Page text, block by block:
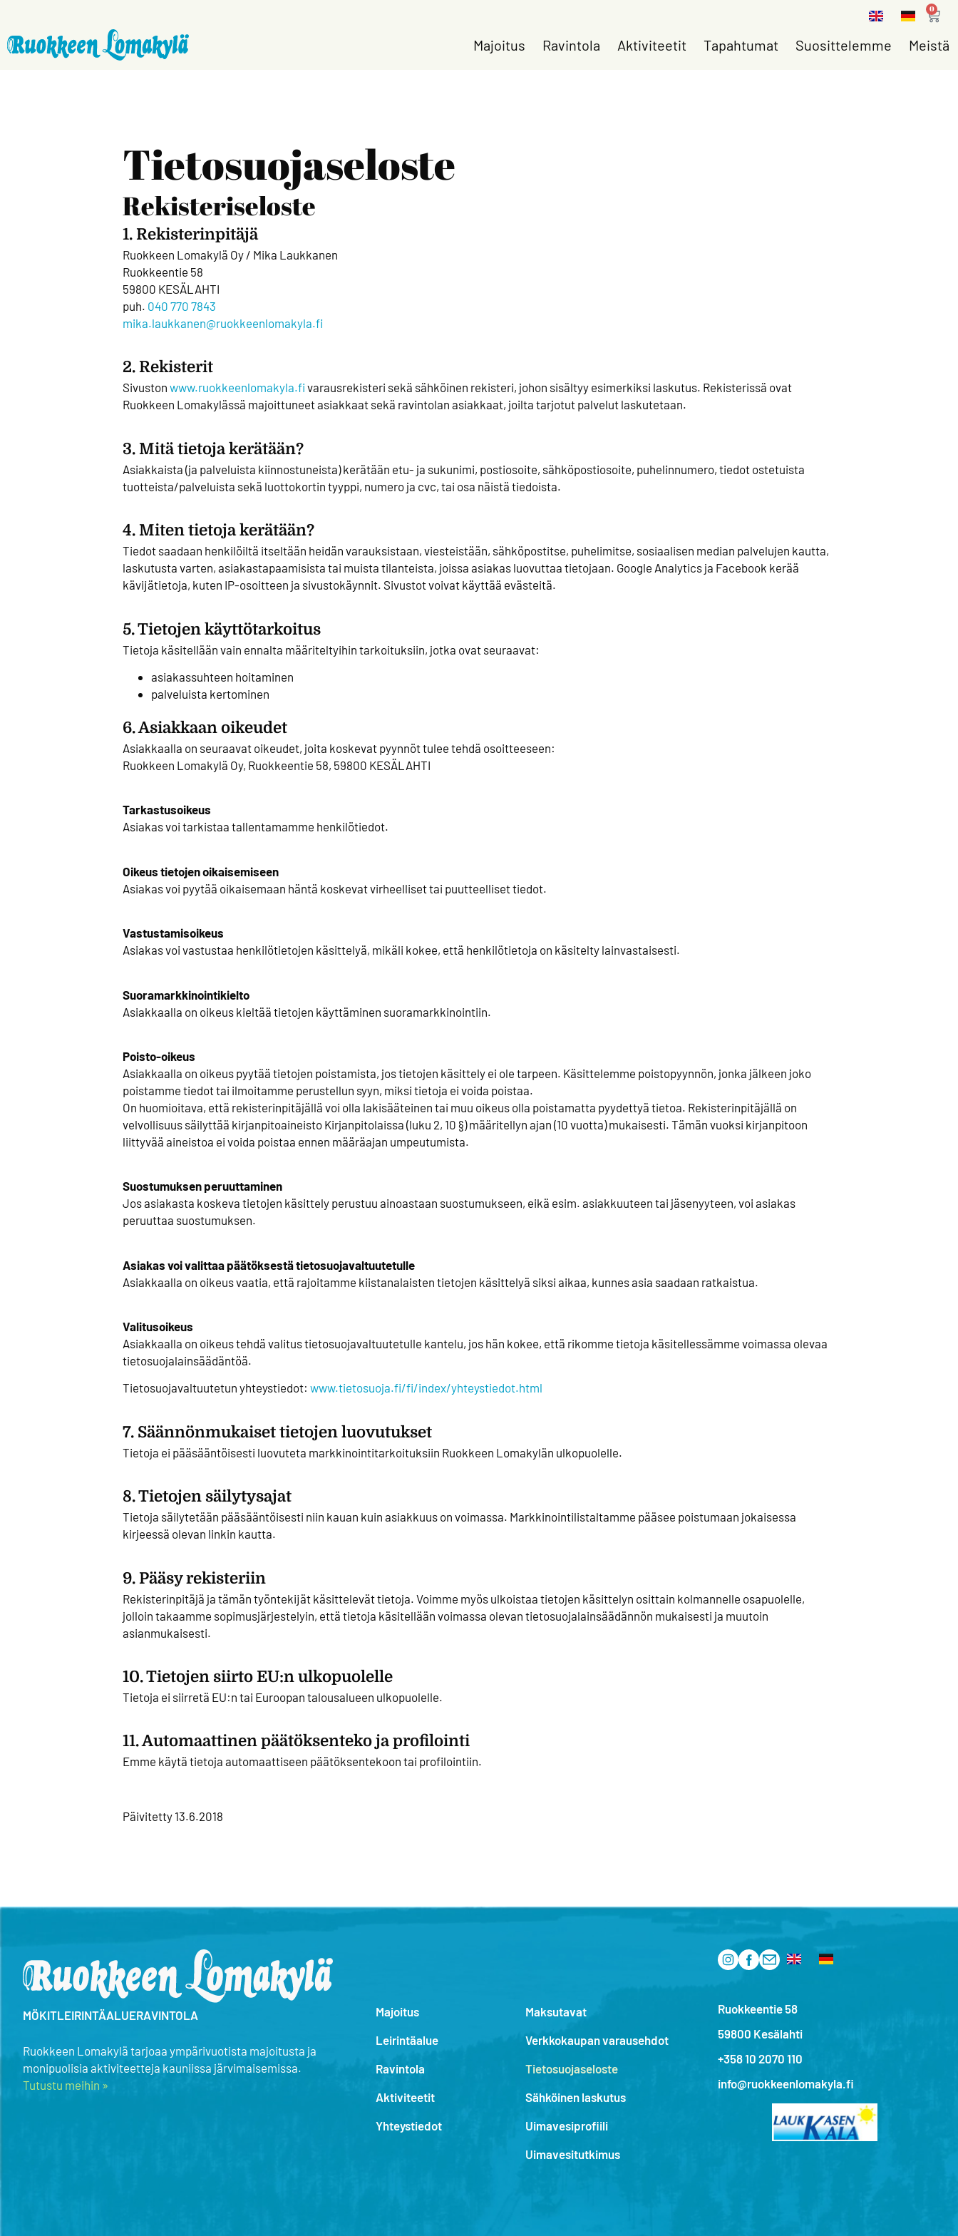
0
Majoitus Ravintola Aktiviteetit Tapahtumat Suosittelemme Meistä
Tietosuojaseloste
Rekisteriseloste
1. Rekisterinpitäjä
Ruokkeen Lomakylä Oy / Mika Laukkanen
Ruokkeentie 58
59800 KESÄLAHTI
puh. 040 770 7843
mika.laukkanen@ruokkeenlomakyla.fi
2. Rekisterit
Sivuston www.ruokkeenlomakyla.fi varausrekisteri sekä sähköinen rekisteri, johon sisältyy esimerkiksi laskutus. Rekisterissä ovat
Ruokkeen Lomakylässä majoittuneet asiakkaat sekä ravintolan asiakkaat, joilta tarjotut palvelut laskutetaan.
3. Mitä tietoja kerätään?
Asiakkaista (ja palveluista kiinnostuneista) kerätään etu- ja sukunimi, postiosoite, sähköpostiosoite, puhelinnumero, tiedot ostetuista
tuotteista/palveluista sekä luottokortin tyyppi, numero ja cvc, tai osa näistä tiedoista.
4. Miten tietoja kerätään?
Tiedot saadaan henkilöiltä itseltään heidän varauksistaan, viesteistään, sähköpostitse, puhelimitse, sosiaalisen median palvelujen kautta,
laskutusta varten, asiakastapaamisista tai muista tilanteista, joissa asiakas luovuttaa tietojaan. Google Analytics ja Facebook kerää
kävijätietoja, kuten IP-osoitteen ja sivustokäynnit. Sivustot voivat käyttää evästeitä.
5. Tietojen käyttötarkoitus
Tietoja käsitellään vain ennalta määriteltyihin tarkoituksiin, jotka ovat seuraavat:
asiakassuhteen hoitaminen
palveluista kertominen
6. Asiakkaan oikeudet
Asiakkaalla on seuraavat oikeudet, joita koskevat pyynnöt tulee tehdä osoitteeseen:
Ruokkeen Lomakylä Oy, Ruokkeentie 58, 59800 KESÄLAHTI
Tarkastusoikeus
Asiakas voi tarkistaa tallentamamme henkilötiedot.
Oikeus tietojen oikaisemiseen
Asiakas voi pyytää oikaisemaan häntä koskevat virheelliset tai puutteelliset tiedot.
Vastustamisoikeus
Asiakas voi vastustaa henkilötietojen käsittelyä, mikäli kokee, että henkilötietoja on käsitelty lainvastaisesti.
Suoramarkkinointikielto
Asiakkaalla on oikeus kieltää tietojen käyttäminen suoramarkkinointiin.
Poisto-oikeus
Asiakkaalla on oikeus pyytää tietojen poistamista, jos tietojen käsittely ei ole tarpeen. Käsittelemme poistopyynnön, jonka jälkeen joko
poistamme tiedot tai ilmoitamme perustellun syyn, miksi tietoja ei voida poistaa.
On huomioitava, että rekisterinpitäjällä voi olla lakisääteinen tai muu oikeus olla poistamatta pyydettyä tietoa. Rekisterinpitäjällä on
velvollisuus säilyttää kirjanpitoaineisto Kirjanpitolaissa (luku 2, 10 §) määritellyn ajan (10 vuotta) mukaisesti. Tämän vuoksi kirjanpitoon
liittyvää aineistoa ei voida poistaa ennen määräajan umpeutumista.
Suostumuksen peruuttaminen
Jos asiakasta koskeva tietojen käsittely perustuu ainoastaan suostumukseen, eikä esim. asiakkuuteen tai jäsenyyteen, voi asiakas
peruuttaa suostumuksen.
Asiakas voi valittaa päätöksestä tietosuojavaltuutetulle
Asiakkaalla on oikeus vaatia, että rajoitamme kiistanalaisten tietojen käsittelyä siksi aikaa, kunnes asia saadaan ratkaistua.
Valitusoikeus
Asiakkaalla on oikeus tehdä valitus tietosuojavaltuutetulle kantelu, jos hän kokee, että rikomme tietoja käsitellessämme voimassa olevaa
tietosuojalainsäädäntöä.
Tietosuojavaltuutetun yhteystiedot: www.tietosuoja.fi/fi/index/yhteystiedot.html
7. Säännönmukaiset tietojen luovutukset
Tietoja ei pääsääntöisesti luovuteta markkinointitarkoituksiin Ruokkeen Lomakylän ulkopuolelle.
8. Tietojen säilytysajat
Tietoja säilytetään pääsääntöisesti niin kauan kuin asiakkuus on voimassa. Markkinointilistaltamme pääsee poistumaan jokaisessa
kirjeessä olevan linkin kautta.
9. Pääsy rekisteriin
Rekisterinpitäjä ja tämän työntekijät käsittelevät tietoja. Voimme myös ulkoistaa tietojen käsittelyn osittain kolmannelle osapuolelle,
jolloin takaamme sopimusjärjestelyin, että tietoja käsitellään voimassa olevan tietosuojalainsäädännön mukaisesti ja muutoin
asianmukaisesti.
10. Tietojen siirto EU:n ulkopuolelle
Tietoja ei siirretä EU:n tai Euroopan talousalueen ulkopuolelle.
11. Automaattinen päätöksenteko ja profilointi
Emme käytä tietoja automaattiseen päätöksentekoon tai profilointiin.
Päivitetty 13.6.2018
MÖKITLEIRINTÄALUERAVINTOLA
Ruokkeen Lomakylä tarjoaa ympärivuotista majoitusta ja
monipuolisia aktiviteetteja kauniissa järvimaisemissa.
Tutustu meihin »
Majoitus
Leirintäalue
Ravintola
Aktiviteetit
Yhteystiedot
Maksutavat
Verkkokaupan varausehdot
Tietosuojaseloste
Sähköinen laskutus
Uimavesiprofiili
Uimavesitutkimus
Ruokkeentie 58
59800 Kesälahti
+358 10 2070 110
info@ruokkeenlomakyla.fi